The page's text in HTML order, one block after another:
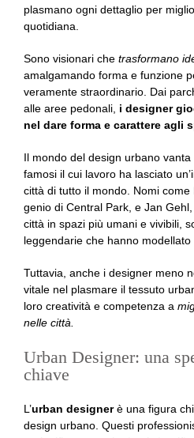
plasmano ogni dettaglio per
quotidiana.
Sono visionari che trasformano
amalgamando forma e funzione
veramente straordinario. Dai
alle aree pedonali, i designer
nel dare forma e carattere agli
Il mondo del design urbano
famosi il cui lavoro ha lasciato
città di tutto il mondo. Nomi
genio di Central Park, e Jan
città in spazi più umani e vivibili,
leggendarie che hanno modellato
Tuttavia, anche i designer meno
vitale nel plasmare il tessuto
loro creatività e competenza a
nelle città.
Urban Designer: una
chiave
L’urban designerè una figura
design urbano. Questi